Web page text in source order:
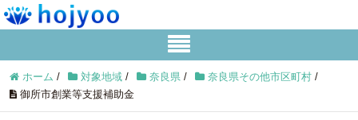
ホーム / 対象地域 / 奈良県 / 奈良県その他市区町村 /
御所市創業等支援補助金